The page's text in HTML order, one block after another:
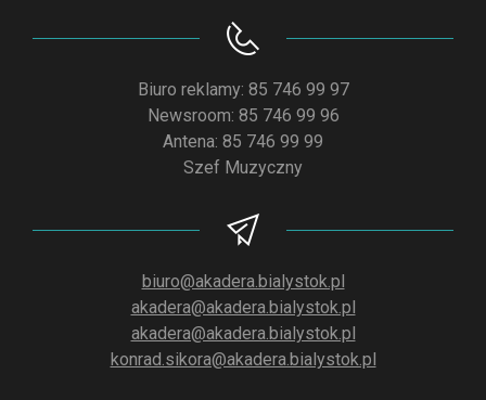
Biuro reklamy: 85 746 99 97
Newsroom: 85 746 99 96
Antena: 85 746 99 99
Szef Muzyczny
biuro@akadera.bialystok.pl
akadera@akadera.bialystok.pl
akadera@akadera.bialystok.pl
konrad.sikora@akadera.bialystok.pl